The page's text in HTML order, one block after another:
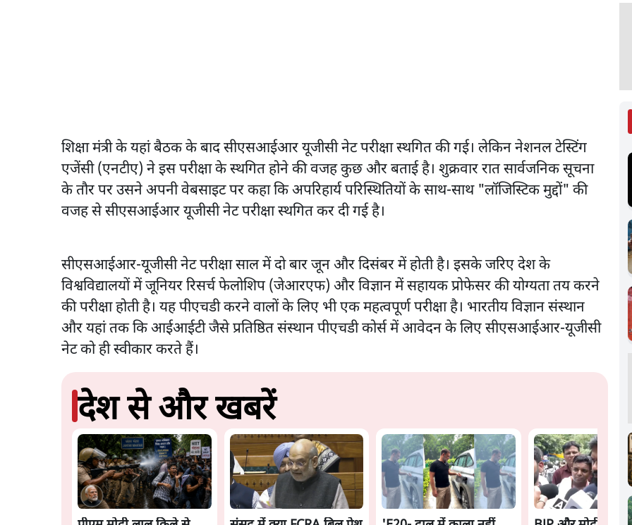
शिक्षा मंत्री के यहां बैठक के बाद सीएसआईआर यूजीसी नेट परीक्षा स्थगित की गई। लेकिन नेशनल टेस्टिंग
एजेंसी (एनटीए) ने इस परीक्षा के स्थगित होने की वजह कुछ और बताई है। शुक्रवार रात सार्वजनिक सूचना
के तौर पर उसने अपनी वेबसाइट पर कहा कि अपरिहार्य परिस्थितियों के साथ-साथ "लॉजिस्टिक मुद्दों" की
वजह से सीएसआईआर यूजीसी नेट परीक्षा स्थगित कर दी गई है।
सीएसआईआर-यूजीसी नेट परीक्षा साल में दो बार जून और दिसंबर में होती है। इसके जरिए देश के
विश्वविद्यालयों में जूनियर रिसर्च फेलोशिप (जेआरएफ) और विज्ञान में सहायक प्रोफेसर की योग्यता तय करने
की परीक्षा होती है। यह पीएचडी करने वालों के लिए भी एक महत्वपूर्ण परीक्षा है। भारतीय विज्ञान संस्थान
और यहां तक ​​कि आईआईटी जैसे प्रतिष्ठित संस्थान पीएचडी कोर्स में आवेदन के लिए सीएसआईआर-यूजीसी
नेट को ही स्वीकार करते हैं।
देश से और खबरें